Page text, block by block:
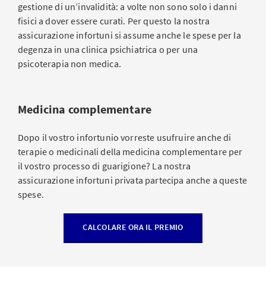
gestione di un’invalidità: a volte non sono solo i danni
fisici a dover essere curati. Per questo la nostra
assicurazione infortuni si assume anche le spese per la
degenza in una clinica psichiatrica o per una
psicoterapia non medica.
Medicina complementare
Dopo il vostro infortunio vorreste usufruire anche di
terapie o medicinali della medicina complementare per
il vostro processo di guarigione? La nostra
assicurazione infortuni privata partecipa anche a queste
spese.
CALCOLARE ORA IL PREMIO